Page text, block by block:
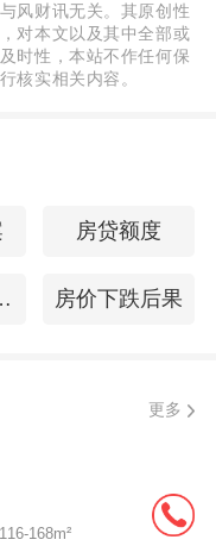
风财讯无关。其原创性
对本文以及其中全部或
时性，本站不作任何保
核实相关内容。
房贷额度
金查询 房价下跌后果
更多
168m²